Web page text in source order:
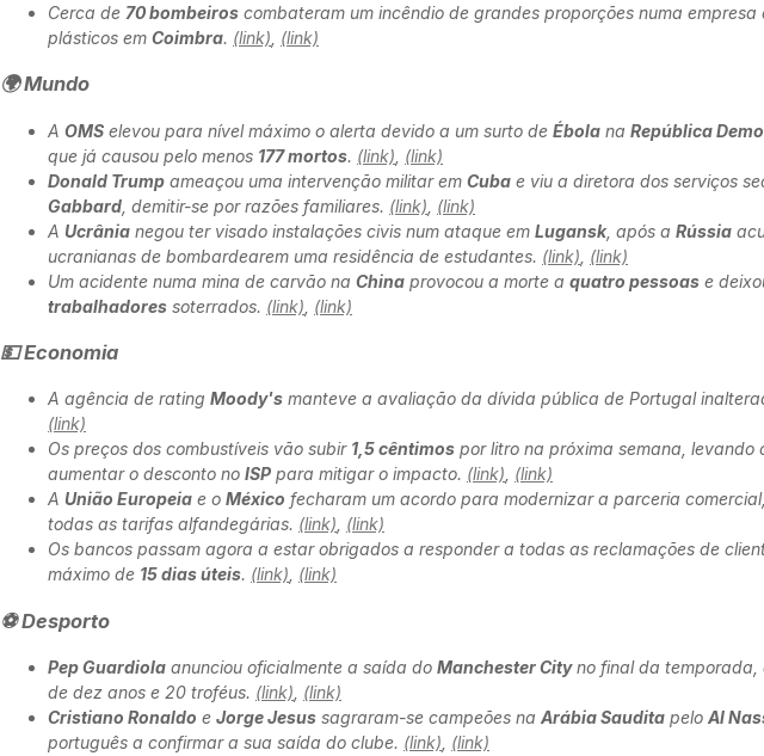
Cerca de 70 bombeiros combateram um incêndio de grandes proporções numa
plásticos em Coimbra. (link) (link)
🌍 Mundo
A OMS elevou para nível máximo o alerta devido a um surto de Ébola na República
que já causou pelo menos 177 mortos. (link) (link)
Donald Trump ameaçou uma intervenção militar em Cuba e viu a diretora dos serviços
Gabbard , demitir-se por razões familiares. (link) (link)
A Ucrânia negou ter visado instalações civis num ataque em Lugansk , após a Rússia
ucranianas de bombardearem uma residência de estudantes. (link) (link)
Um acidente numa mina de carvão na China provocou a morte a quatro pessoas e
trabalhadores soterrados. (link) (link)
💵 Economia
A agência de rating Moody's manteve a avaliação da dívida pública de Portugal
(link)
Os preços dos combustíveis vão subir 1,5 cêntimos por litro na próxima semana, levando
aumentar o desconto no ISP para mitigar o impacto. (link), (link)
A União Europeia e o México fecharam um acordo para modernizar a parceria
todas as tarifas alfandegárias. (link), (link)
Os bancos passam agora a estar obrigados a responder a todas as reclamações de
máximo de 15 dias úteis. (link), (link)
⚽ Desporto
Pep Guardiola anunciou oficialmente a saída do Manchester Cityno final da temporada,
de dez anos e 20 troféus. (link) (link)
Cristiano Ronaldo e Jorge Jesus sagraram-se campeões na Arábia Saudita pelo Al
português a confirmar a sua saída do clube. (link) (link)